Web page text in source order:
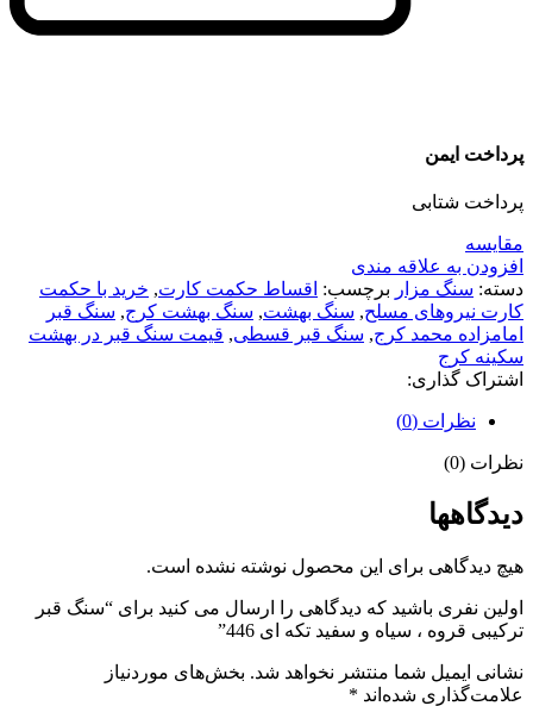
پرداخت ایمن
پرداخت شتابی
مقايسه
افزودن به علاقه مندی
دسته: سنگ مزار برچسب: اقساط حکمت کارت, خرید با حکمت
کارت نیروهای مسلح, سنگ بهشت, سنگ بهشت کرج, سنگ قبر
امامزاده محمد کرج, سنگ قبر قسطی, قیمت سنگ قبر در بهشت
سکینه کرج
اشتراک گذاری:
نظرات (0)
نظرات (0)
دیدگاهها
هیچ دیدگاهی برای این محصول نوشته نشده است.
اولین نفری باشید که دیدگاهی را ارسال می کنید برای “سنگ قبر
ترکیبی قروه ، سیاه و سفید تکه ای 446”
نشانی ایمیل شما منتشر نخواهد شد. بخش‌های موردنیاز
علامت‌گذاری شده‌اند *